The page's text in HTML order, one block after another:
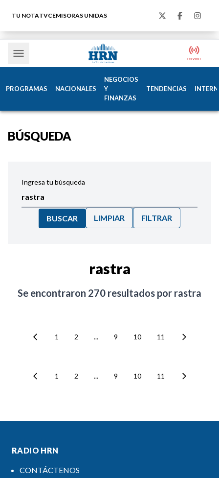
TU NOTATVCEMISORAS UNIDAS
PROGRAMAS NACIONALES
NEGOCIOS
Y
FINANZAS
TENDENCIAS
BÚSQUEDA
Ingresa tu búsqueda
BUSCAR LIMPIAR FILTRAR
rastra
Se encontraron 270 resultados por rastra
1 2 ... 9 10 11
1 2 ... 9 10 11
RADIO HRN
CONTÁCTENOS